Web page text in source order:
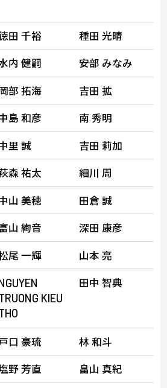
田 千裕
種田 光晴
内 健嗣
安部 みなみ
部 拓海
吉田 拡
島 和彦
南 秀明
里 誠
吉田 莉加
森 祐太
細川 周
山 美穂
田倉 誠
山 絢音
深田 康彦
尾 一輝
山本 亮
KIEU
田中 智典
口 豪琉
林 和斗
野 芳直 畠山 真紀